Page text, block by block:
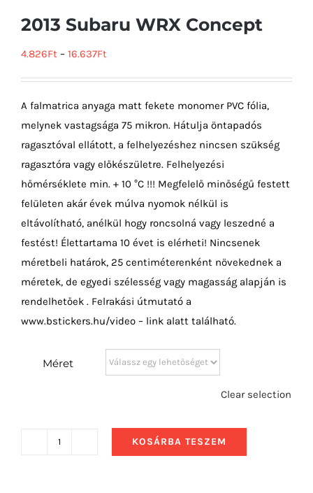
2013 Subaru WRX Concept
4.826Ft – 16.637Ft
A falmatrica anyaga matt fekete monomer PVC fólia,
melynek vastagsága 75 mikron. Hátulja öntapadós
ragasztóval ellátott, a felhelyezéshez nincsen szükség
ragasztóra vagy előkészületre. Felhelyezési
hőmérséklete min. + 10 °C !!! Megfelelő minőségű festett
felületen akár évek múlva nyomok nélkül is
eltávolítható, anélkül hogy roncsolná vagy leszedné a
festést! Élettartama 10 évet is elérheti! Nincsenek
méretbeli határok, 25 centiméterenként növekednek a
méretek, de egyedi szélesség vagy magasság alapján is
rendelhetőek . Felrakási útmutató a
www.bstickers.hu/video – link alatt található.
Méret
Clear selection
KOSÁRBA TESZEM